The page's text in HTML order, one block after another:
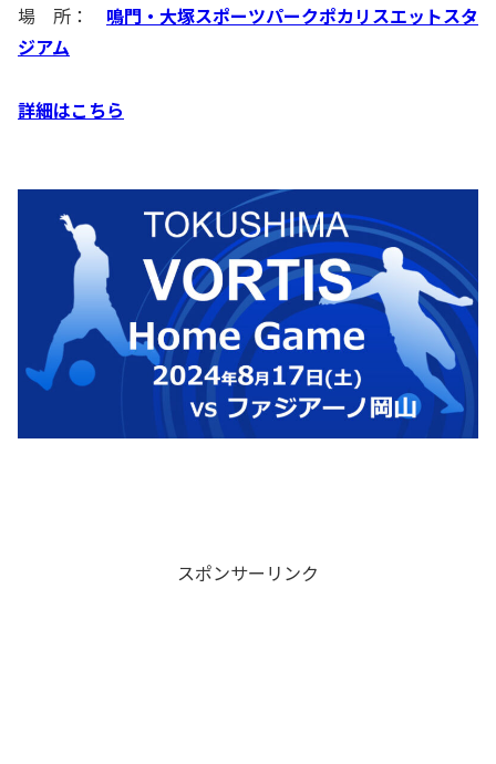
場 所： 鳴門・大塚スポーツパークポカリスエットスタ
ジアム
詳細はこちら
スポンサーリンク